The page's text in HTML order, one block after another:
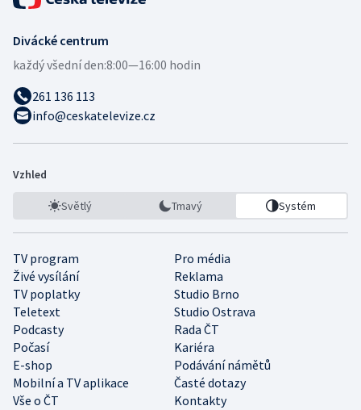
Divácké centrum
každý všední den:8:00—16:00 hodin
261 136 113
info@ceskatelevize.cz
Vzhled
Světlý Tmavý Systém
TV program
Pro média
Živé vysílání
Reklama
TV poplatky
Studio Brno
Teletext
Studio Ostrava
Podcasty
Rada ČT
Počasí
Kariéra
E-shop
Podávání námětů
Mobilní a TV aplikace
Časté dotazy
Vše o ČT
Kontakty